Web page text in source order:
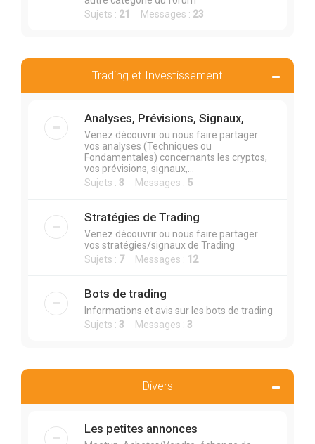
Sujets : 21 Messages : 23
Trading et Investissement
Analyses, Prévisions, Signaux,
Venez découvrir ou nous faire partager
vos analyses (Techniques ou
Fondamentales) concernants les cryptos,
vos prévisions, signaux,...
Sujets : 3 Messages : 5
Stratégies de Trading
Venez découvrir ou nous faire partager
vos stratégies/signaux de Trading
Sujets : 7Messages : 12
Bots de trading
Informations et avis sur les bots de trading
Sujets : 3 Messages : 3
Divers
Les petites annonces